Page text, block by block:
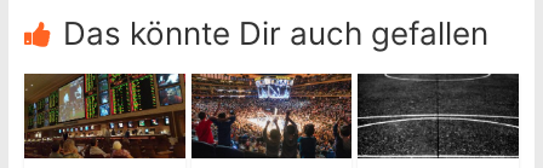
Das könnte Dir auch gefallen